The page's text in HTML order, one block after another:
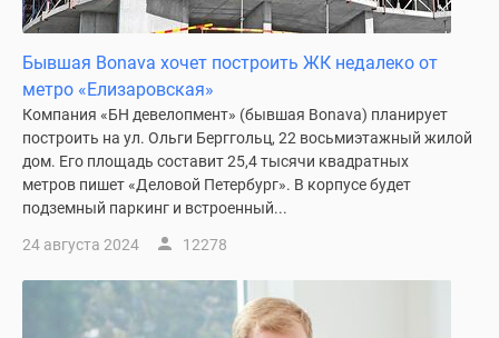
Бывшая Bonava хочет построить ЖК недалеко от
метро «Елизаровская»
Компания «БН девелопмент» (бывшая Bonava) планирует
построить на ул. Ольги Берггольц, 22 восьмиэтажный жилой
дом. Его площадь составит 25,4 тысячи квадратных
метров пишет «Деловой Петербург». В корпусе будет
подземный паркинг и встроенный...
24 августа 2024 12278